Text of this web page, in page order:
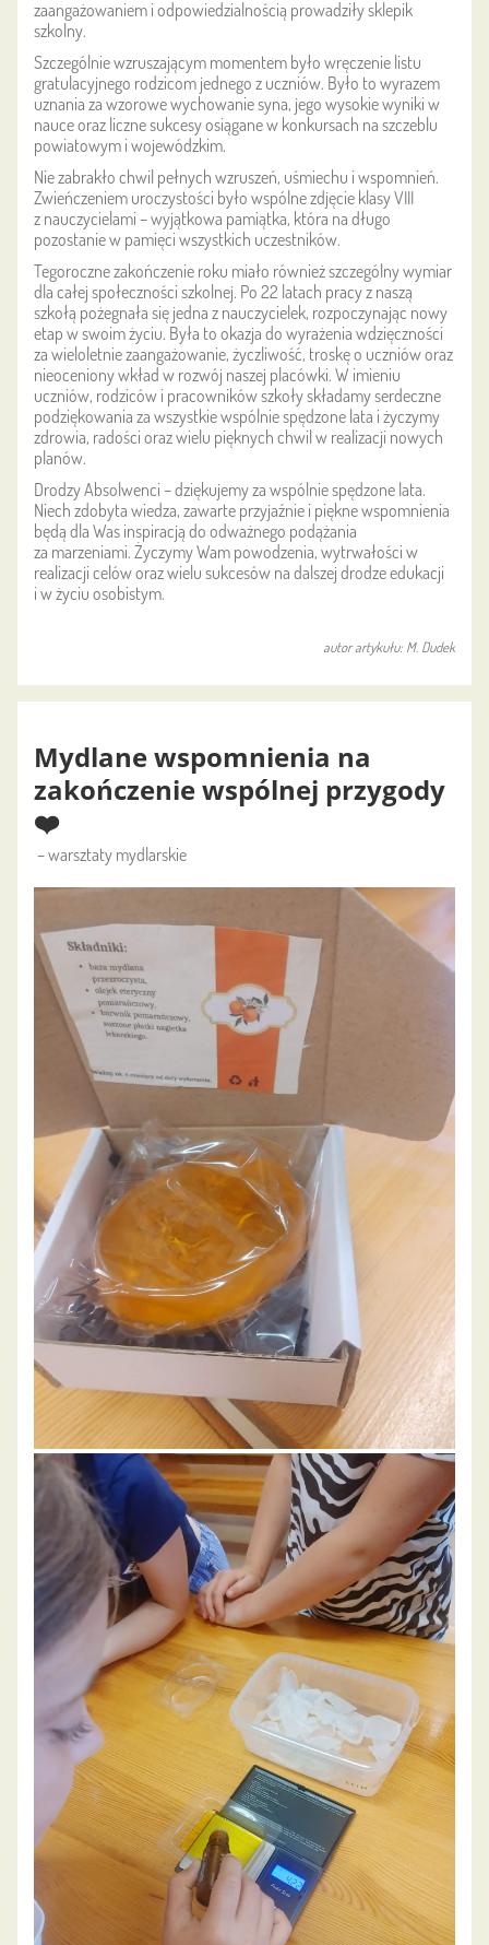
zaangażowaniem i odpowiedzialnością prowadziły sklepik
szkolny.
Szczególnie wzruszającym momentem było wręczenie listu
gratulacyjnego rodzicom jednego z uczniów. Było to wyrazem
uznania za wzorowe wychowanie syna, jego wysokie wyniki w
nauce oraz liczne sukcesy osiągane w konkursach na szczeblu
powiatowym i wojewódzkim.
Nie zabrakło chwil pełnych wzruszeń, uśmiechu i wspomnień.
Zwieńczeniem uroczystości było wspólne zdjęcie klasy VIII
z nauczycielami – wyjątkowa pamiątka, która na długo
pozostanie w pamięci wszystkich uczestników.
Tegoroczne zakończenie roku miało również szczególny wymiar
dla całej społeczności szkolnej. Po 22 latach pracy z naszą
szkołą pożegnała się jedna z nauczycielek, rozpoczynając nowy
etap w swoim życiu. Była to okazja do wyrażenia wdzięczności
za wieloletnie zaangażowanie, życzliwość, troskę o uczniów oraz
nieoceniony wkład w rozwój naszej placówki. W imieniu
uczniów, rodziców i pracowników szkoły składamy serdeczne
podziękowania za wszystkie wspólnie spędzone lata i życzymy
zdrowia, radości oraz wielu pięknych chwil w realizacji nowych
planów.
Drodzy Absolwenci – dziękujemy za wspólnie spędzone lata.
Niech zdobyta wiedza, zawarte przyjaźnie i piękne wspomnienia
będą dla Was inspiracją do odważnego podążania
za marzeniami. Życzymy Wam powodzenia, wytrwałości w
realizacji celów oraz wielu sukcesów na dalszej drodze edukacji
i w życiu osobistym.
autor artykułu: M. Dudek
Mydlane wspomnienia na
zakończenie wspólnej przygody
❤️
– warsztaty mydlarskie